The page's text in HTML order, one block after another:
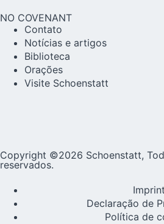
NO COVENANT
Contato
Notícias e artigos
Biblioteca
Orações
Visite Schoenstatt
Copyright ©2026 Schoenstatt,
reservados.
Imprint
Declaração de
Política de